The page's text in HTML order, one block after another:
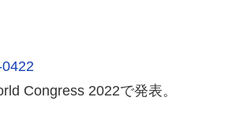
Congress 2022で発表。